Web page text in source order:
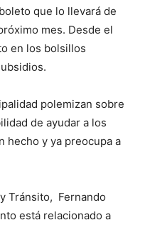
que lo llevará de
mes. Desde el
en los bolsillos
polemizan sobre
de ayudar a los
hecho y ya preocupa a
Tránsito, Fernando
está relacionado a